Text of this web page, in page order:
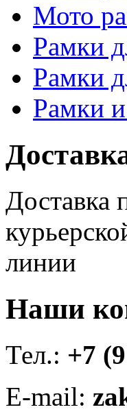
Мото
Рамки
Рамки
Рамки
Доставка
линии
Наши
Тел.: +7
E-mail: